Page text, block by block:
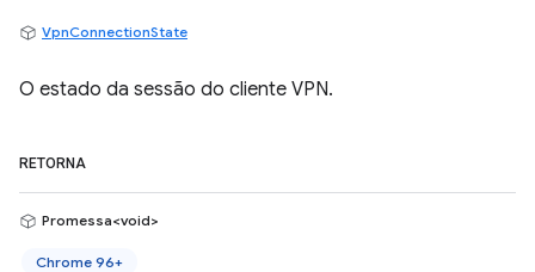
VpnConnectionState
O estado da sessão do cliente VPN.
RETORNA
Promessa<void>
Chrome 96+